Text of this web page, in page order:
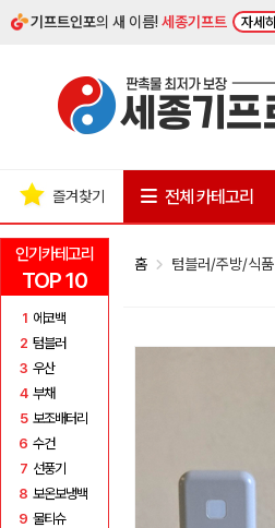
기프트인포의 새 이름!세종기프트 자세히
인기카테고리
TOP 10
1 에코백
2 텀블러
3 우산
4 부채
5 보조배터리
6 수건
7 선풍기
8 보온보냉백
9 물티슈
즐겨찾기 전체 카테고리
홈 텀블러/주방/식품